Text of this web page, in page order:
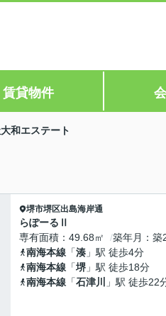
賃貸物件
和エステート
堺市堺区出島海岸通
らぽーるⅡ
専有面積
49.68㎡ 築年月 築
南海本線 「湊 」駅 徒歩4分
南海本線 「堺 」駅 徒歩18分
南海本線 「石津川 」駅 徒歩22